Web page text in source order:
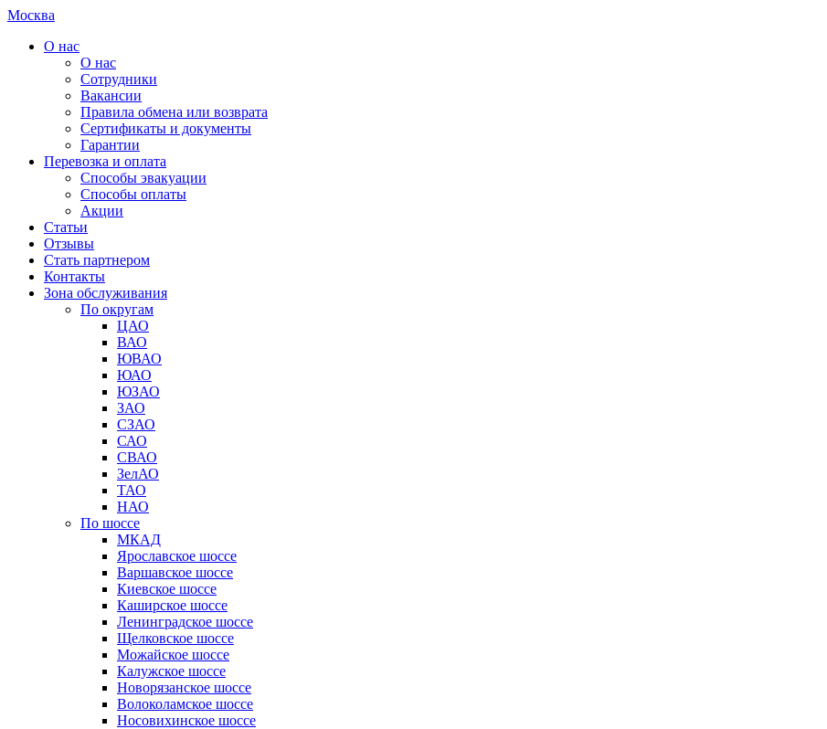
Москва
О нас
О нас
Сотрудники
Вакансии
Правила обмена или возврата
Сертификаты и документы
Гарантии
Перевозка и оплата
Способы эвакуации
Способы оплаты
Акции
Статьи
Отзывы
Стать партнером
Контакты
Зона обслуживания
По округам
ЦАО
ВАО
ЮВАО
ЮАО
ЮЗАО
ЗАО
СЗАО
САО
СВАО
ЗелАО
ТАО
НАО
По шоссе
МКАД
Ярославское шоссе
Варшавское шоссе
Киевское шоссе
Каширское шоссе
Ленинградское шоссе
Щелковское шоссе
Можайское шоссе
Калужское шоссе
Новорязанское шоссе
Волоколамское шоссе
Носовихинское шоссе